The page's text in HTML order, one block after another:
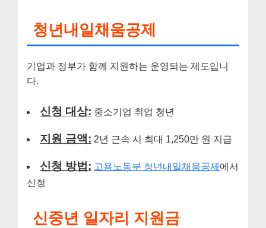
청년내일채움공제
기업과 정부가 함께 지원하는 운영되는 제도입니
다.
신청 대상: 중소기업 취업 청년
지원 금액: 2년 근속 시 최대 1,250만 원 지급
신청 방법: 고용노동부 청년내일채움공제 에서
신청
신중년 일자리 지원금